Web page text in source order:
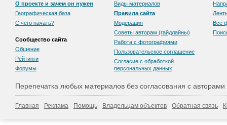
О проекте и зачем он нужен
Географическая база
С чего начать?
Сообщество сайта
Общение
Рейтинги
Форумы
Виды материалов
Правила сайта
Модерация
Советы авторам (гайдлайны)
Работа с фотографиями
Пользовательскоe соглашение
Согласие с обработкой
персональных данных
Все
Перепечатка любых материалов без согласования с
Главная Реклама Помощь Владельцам объектов Обратная связь